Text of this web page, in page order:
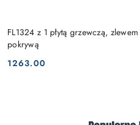
FL1324 z 1 płytą grzewczą,
pokrywą
Cena:
1263.00